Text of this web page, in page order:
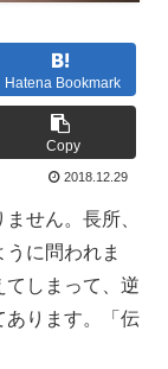
Hatena Bookmark
Copy
2018.12.29
せん。長所、
に問われま
てしまって、逆
あります。「伝